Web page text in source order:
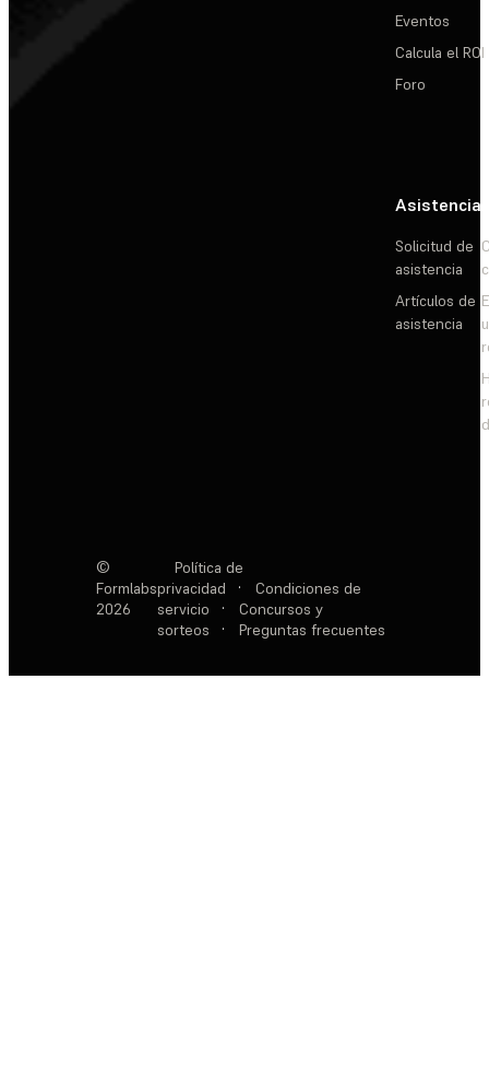
Eventos
Calcula el ROI
Foro
Asistencia
Solicitud de
asistencia
Artículos de
asistencia
©
Formlabs
2026
Política de
privacidad
·
Condiciones de
servicio
·
Concursos y
sorteos
· Preguntas frecuentes